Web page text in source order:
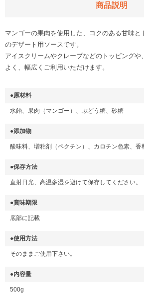
商品説明
マンゴーの果肉を使用した、コクのある甘味と
のデザート用ソースです。
アイスクリームやクレープなどのトッピングや
よく、幅広くご利用いただけます。
●原材料
水飴、果肉（マンゴー）、ぶどう糖、砂糖
●添加物
酸味料、増粘剤（ペクチン）、カロチン色素、香
●保存方法
直射日光、高温多湿を避けて保存してください。
●賞味期限
底部に記載
●使用方法
そのままご使用下さい。
●内容量
500g